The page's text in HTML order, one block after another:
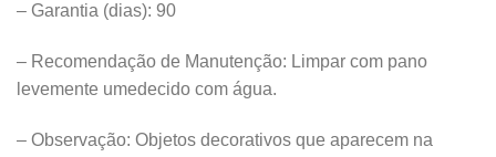
– Garantia (dias): 90
– Recomendação de Manutenção: Limpar com pano
levemente umedecido com água.
– Observação: Objetos decorativos que aparecem na